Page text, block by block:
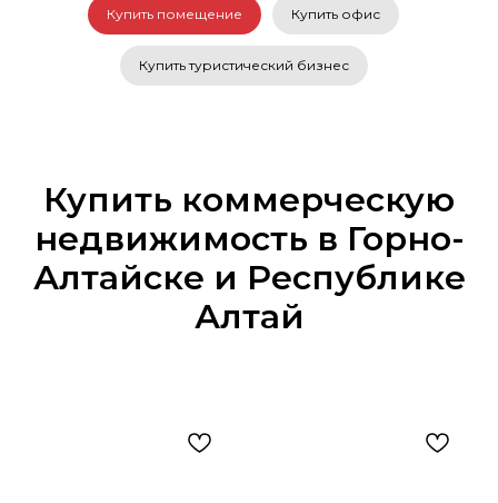
Купить помещение Купить офис
Купить туристический бизнес
Купить коммерческую
недвижимость в Горно-
Алтайске и Республике
Алтай